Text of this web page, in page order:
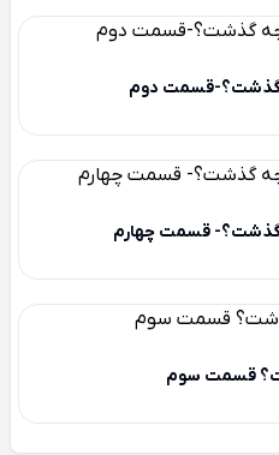
قسمت سوم